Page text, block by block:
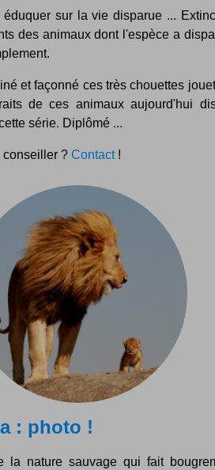
sur la vie disparue ...
des animaux dont l'espèce a
et façonné ces très chouettes
de ces animaux aujourd'hui
série. Diplômé ...
conseiller ? Contact!
: photo !
la nature sauvage qui fait